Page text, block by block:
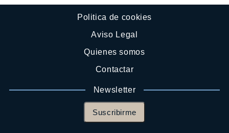
Politica de cookies
Aviso Legal
Quienes somos
Contactar
Newsletter
Suscribirme